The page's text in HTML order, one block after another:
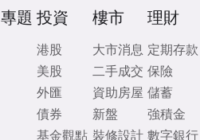
專題 投資
港股
美股
外匯
債券
基金觀點
樓市
大市消息
二手成交
資助房屋
新盤
裝修設計
理財
定期存款
保險
儲蓄
強積金
數字銀行